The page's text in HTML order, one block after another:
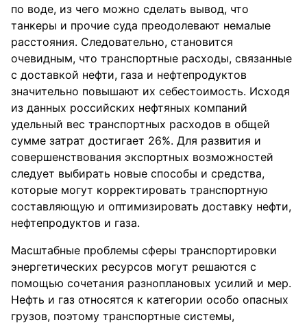
по воде, из чего можно сделать вывод, что
танкеры и прочие суда преодолевают немалые
расстояния. Следовательно, становится
очевидным, что транспортные расходы, связанные
с доставкой нефти, газа и нефтепродуктов
значительно повышают их себестоимость. Исходя
из данных российских нефтяных компаний
удельный вес транспортных расходов в общей
сумме затрат достигает 26%. Для развития и
совершенствования экспортных возможностей
следует выбирать новые способы и средства,
которые могут корректировать транспортную
составляющую и оптимизировать доставку нефти,
нефтепродуктов и газа.
Масштабные проблемы сферы транспортировки
энергетических ресурсов могут решаются с
помощью сочетания разноплановых усилий и мер.
Нефть и газ относятся к категории особо опасных
грузов, поэтому транспортные системы,